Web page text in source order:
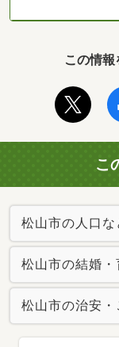
この情
こ
松山市の人口な
松山市の結婚
松山市の治安・